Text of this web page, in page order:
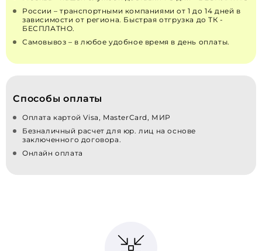
России – транспортными компаниями от 1 до 14 дней в
зависимости от региона. Быстрая отгрузка до ТК -
БЕСПЛАТНО.
Самовывоз – в любое удобное время в день оплаты.
Способы оплаты
Оплата картой Visa, MasterCard, МИР
Безналичный расчет для юр. лиц на основе
заключенного договора.
Онлайн оплата